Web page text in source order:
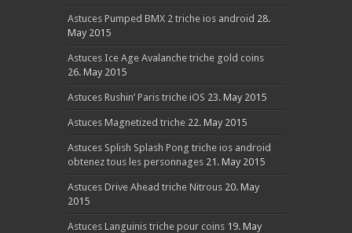
Astuces Pumped BMX 2 triche ios android 28.
May 2015
Astuces Ice Age Avalanche triche gold coins
26. May 2015
Astuces Rushin’ Paris triche iOS 23. May 2015
Astuces Magnetized triche 22. May 2015
Astuces Splish Splash Pong triche ios android
obtenez tous les personnages 21. May 2015
Astuces Drive Ahead triche Nitrous 20. May
2015
Astuces Languinis triche pour coins 19. May